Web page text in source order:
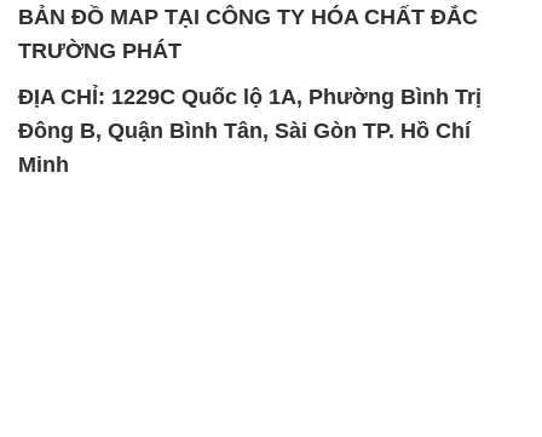
BẢN ĐỒ MAP TẠI CÔNG TY HÓA CHẤT ĐẮC
TRƯỜNG PHÁT
ĐỊA CHỈ: 1229C Quốc lộ 1A, Phường Bình Trị
Đông B, Quận Bình Tân, Sài Gòn TP. Hồ Chí
Minh